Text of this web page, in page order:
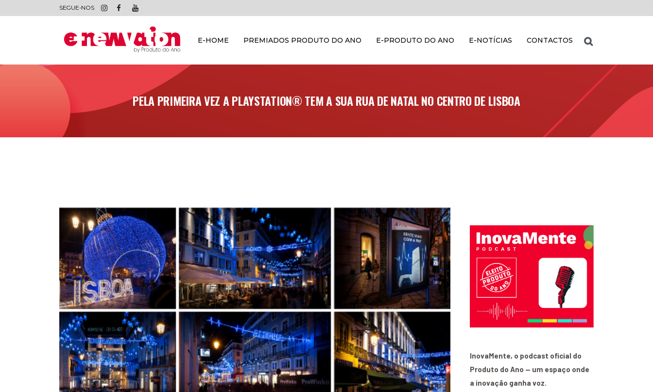
SEGUE-NOS
E-HOME PREMIADOS PRODUTO DO ANO E-PRODUTO DO ANO E-NOTÍCIAS CONTACTOS
PELA PRIMEIRA VEZ A PLAYSTATION® TEM A SUA RUA DE NATAL NO CENTRO DE LISBOA
InovaMente, o podcast oficial do
Produto do Ano — um espaço onde
a inovação ganha voz.